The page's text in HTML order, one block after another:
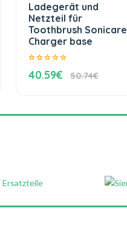
Ladegerät und
Netzteil für
Toothbrush Sonicare
Charger base
40.59€ 50.74€